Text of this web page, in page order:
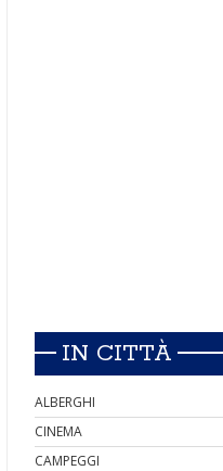
IN CITTÀ
ALBERGHI
CINEMA
CAMPEGGI